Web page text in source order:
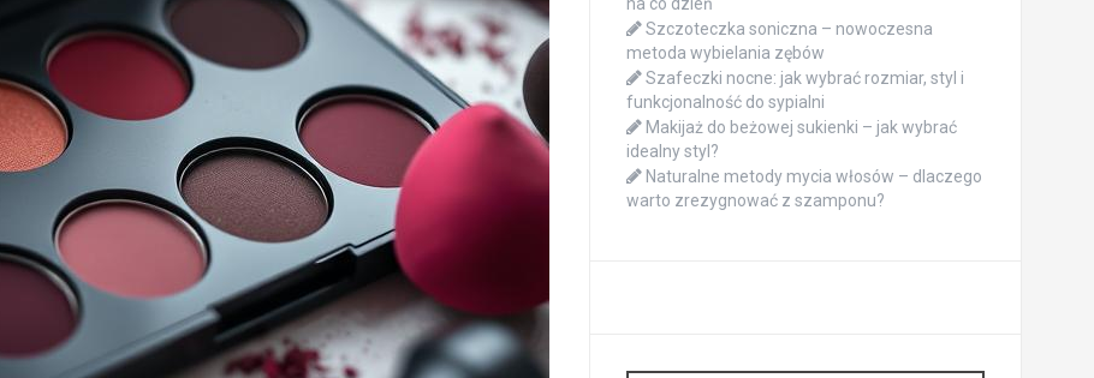
Szczoteczka soniczna – nowoczesna
metoda wybielania zębów
Szafeczki nocne: jak wybrać rozmiar, styl i
funkcjonalność do sypialni
Makijaż do beżowej sukienki – jak wybrać
idealny styl?
Naturalne metody mycia włosów – dlaczego
warto zrezygnować z szamponu?